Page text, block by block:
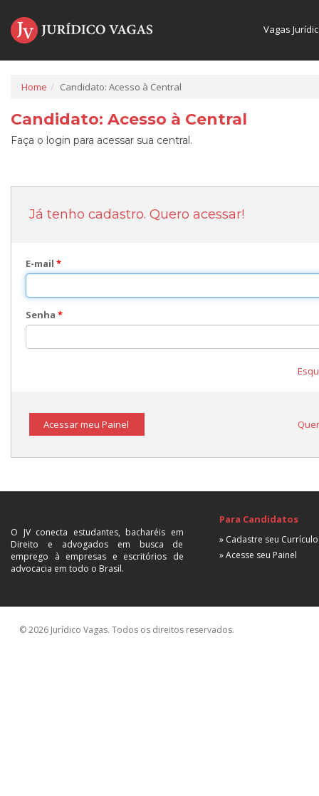
Vagas
Home Candidato: Acesso à Central
Candidato: Acesso à Central
Faça o login para acessar sua central.
Já tenho cadastro. Quero acessar!
E-mail *
Senha *
Acessar meu Painel
O JV conecta estudantes, bacharéis em
Direito e advogados em busca de
emprego à empresas e escritórios de
advocacia em todo o Brasil.
Para Candidatos
» Cadastre seu Currículo
» Acesse seu Painel
© 2026 Jurídico Vagas. Todos os direitos reservados.